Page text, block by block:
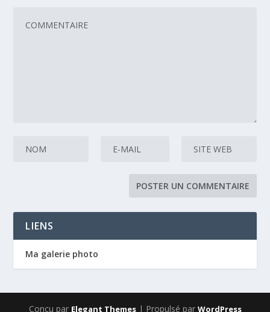
LIENS
Ma galerie photo
Conçu par Elegant Themes| Propulsé par WordPress